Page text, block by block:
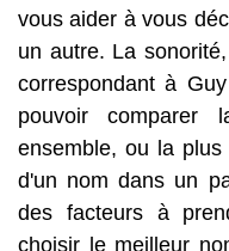
vous aider à vous
un autre. La
correspondant à
pouvoir comparer
ensemble, ou la
d'un nom dans un
des facteurs à
choisir le meilleur